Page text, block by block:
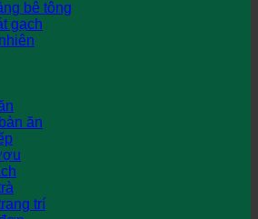
bê tông
gạch
ăn
trí